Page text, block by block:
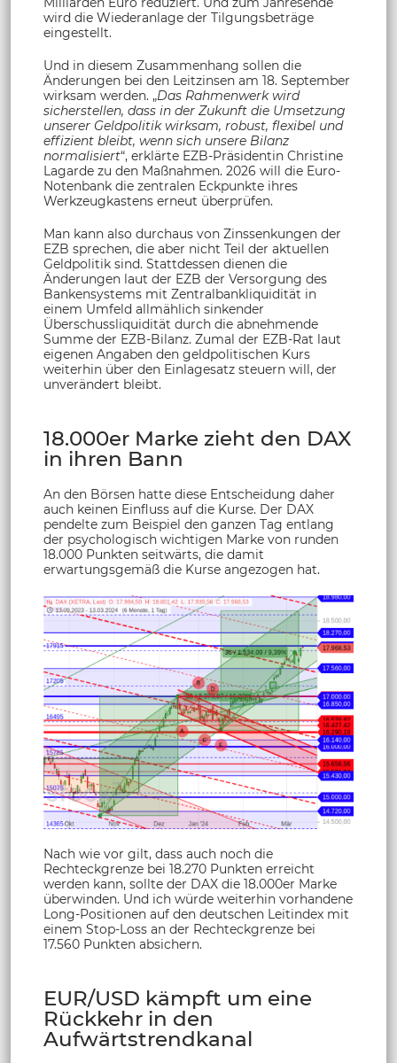
wird die Wiederanlage der Tilgungsbeträge
eingestellt.
Und in diesem Zusammenhang sollen die
Änderungen bei den Leitzinsen am 18. September
wirksam werden. „Das Rahmenwerk wird
sicherstellen, dass in der Zukunft die Umsetzung
unserer Geldpolitik wirksam, robust, flexibel und
effizient bleibt, wenn sich unsere Bilanz
normalisiert“, erklärte EZB-Präsidentin Christine
Lagarde zu den Maßnahmen. 2026 will die Euro-
Notenbank die zentralen Eckpunkte ihres
Werkzeugkastens erneut überprüfen.
Man kann also durchaus von Zinssenkungen der
EZB sprechen, die aber nicht Teil der aktuellen
Geldpolitik sind. Stattdessen dienen die
Änderungen laut der EZB der Versorgung des
Bankensystems mit Zentralbankliquidität in
einem Umfeld allmählich sinkender
Überschussliquidität durch die abnehmende
Summe der EZB-Bilanz. Zumal der EZB-Rat laut
eigenen Angaben den geldpolitischen Kurs
weiterhin über den Einlagesatz steuern will, der
unverändert bleibt.
18.000er Marke zieht den DAX
in ihren Bann
An den Börsen hatte diese Entscheidung daher
auch keinen Einfluss auf die Kurse. Der DAX
pendelte zum Beispiel den ganzen Tag entlang
der psychologisch wichtigen Marke von runden
18.000 Punkten seitwärts, die damit
erwartungsgemäß die Kurse angezogen hat.
Nach wie vor gilt, dass auch noch die
Rechteckgrenze bei 18.270 Punkten erreicht
werden kann, sollte der DAX die 18.000er Marke
überwinden. Und ich würde weiterhin vorhandene
Long-Positionen auf den deutschen Leitindex mit
einem Stop-Loss an der Rechteckgrenze bei
17.560 Punkten absichern.
EUR/USD kämpft um eine
Rückkehr in den
Aufwärtstrendkanal